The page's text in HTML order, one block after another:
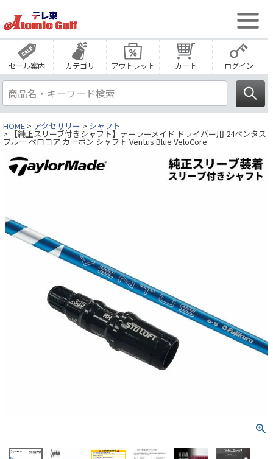
セール案内 カテゴリ アウトレット カート ログイン
HOME アクセサリー シャフト
【純正スリーブ付きシャフト】テーラーメイド ドライバー用 24ベンタス
ブルー ベロコア カーボン シャフト Ventus Blue VeloCore